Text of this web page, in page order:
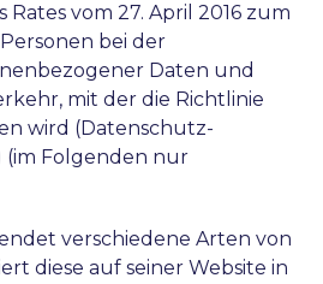
vom 27. April 2016 zum
bei der
Daten und
mit der die Richtlinie
wird (Datenschutz-
Folgenden nur
verschiedene Arten von
diese auf seiner Website in